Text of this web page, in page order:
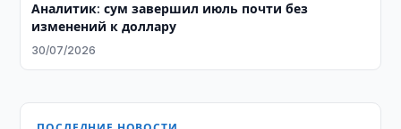
Аналитик: сум завершил июль почти без
изменений к доллару
30/07/2026